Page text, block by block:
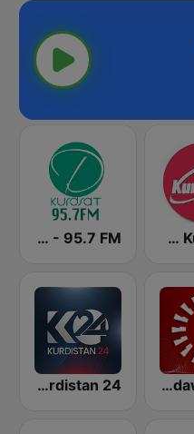
Radio Kurdland
Voice of Kurdsat - 95.7 FM
Rudaw Radio
Kurdistan 24